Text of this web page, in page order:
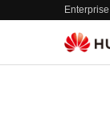
Enterprise